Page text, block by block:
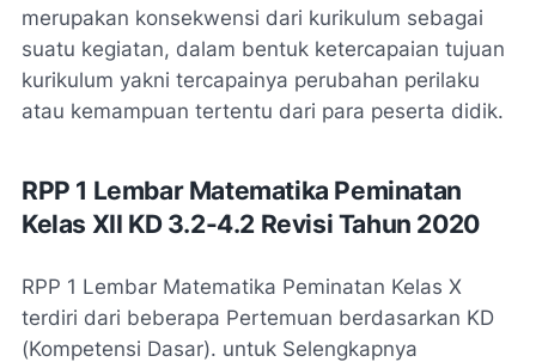
merupakan konsekwensi dari kurikulum sebagai
suatu kegiatan, dalam bentuk ketercapaian tujuan
kurikulum yakni tercapainya perubahan perilaku
atau kemampuan tertentu dari para peserta didik.
RPP 1 Lembar Matematika Peminatan
Kelas XII KD 3.2-4.2 Revisi Tahun 2020
RPP 1 Lembar Matematika Peminatan Kelas X
terdiri dari beberapa Pertemuan berdasarkan KD
(Kompetensi Dasar). untuk Selengkapnya